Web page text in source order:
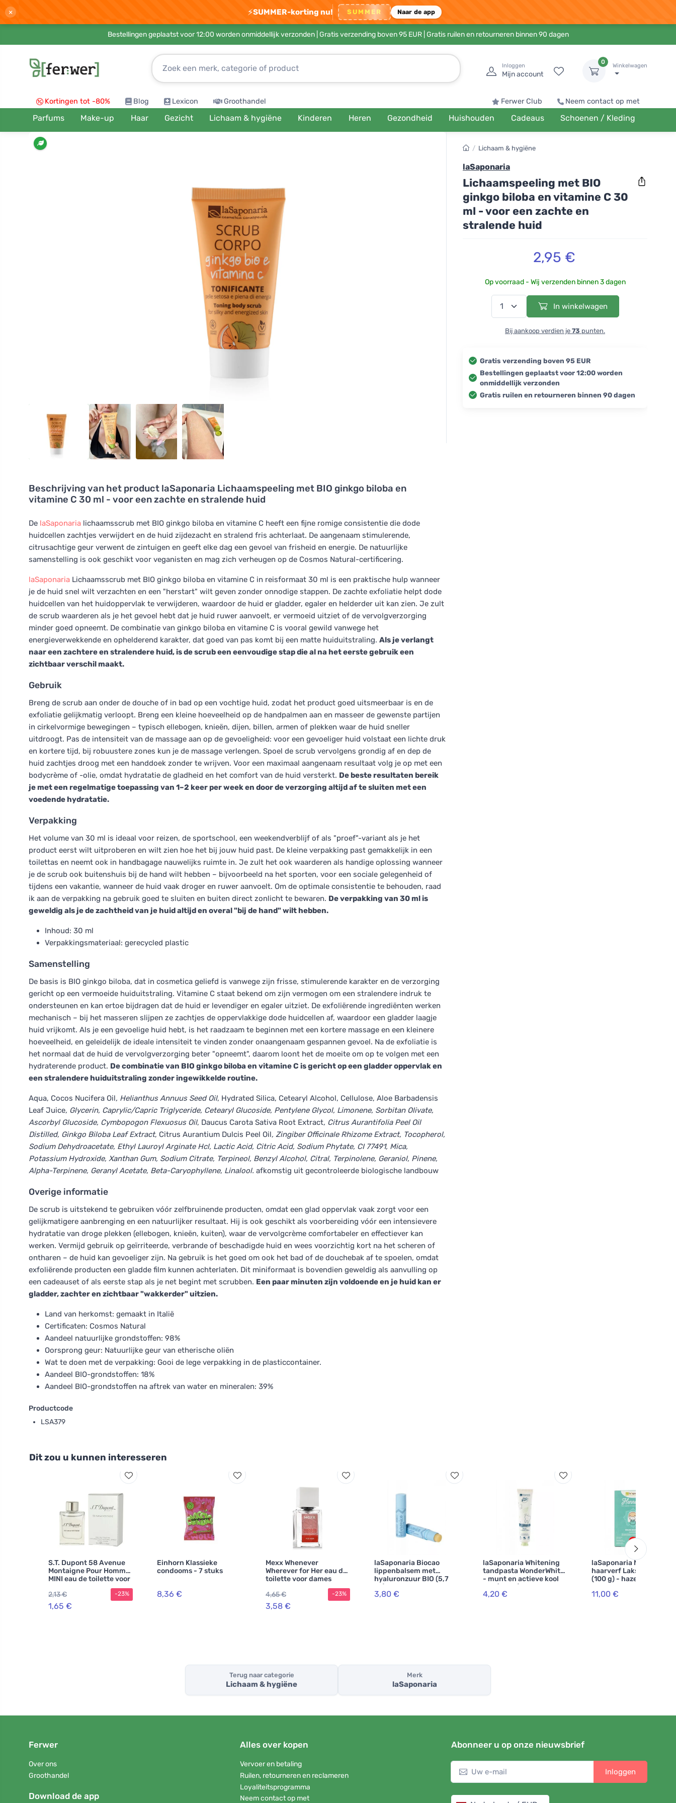
× ⚡SUMMER-korting nu! SUMMER Naar de app
Bestellingen geplaatst voor 12:00 worden onmiddellijk verzonden | Gratis verzending boven 95 EUR| Gratis ruilen en retourneren binnen 90 dagen
Inloggen
Mijn account
0
Winkelwagen
Kortingen tot -80% Blog Lexicon Groothandel Ferwer Club Neem contact op met
Parfums Make-up Haar Gezicht Lichaam & hygiëne Kinderen Heren Gezondheid Huishouden Cadeaus Schoenen / Kleding
Beschrijving van het product laSaponaria Lichaamspeeling met BIO ginkgo biloba en
vitamine C 30 ml - voor een zachte en stralende huid
De laSaponaria lichaamsscrub met BIO ginkgo biloba en vitamine C heeft een fijne romige consistentie die dode
huidcellen zachtjes verwijdert en de huid zijdezacht en stralend fris achterlaat. De aangenaam stimulerende,
citrusachtige geur verwent de zintuigen en geeft elke dag een gevoel van frisheid en energie. De natuurlijke
samenstelling is ook geschikt voor veganisten en mag zich verheugen op de Cosmos Natural-certificering.
laSaponaria Lichaamsscrub met BIO ginkgo biloba en vitamine C in reisformaat 30 ml is een praktische hulp wanneer
je de huid snel wilt verzachten en een "herstart" wilt geven zonder onnodige stappen. De zachte exfoliatie helpt dode
huidcellen van het huidoppervlak te verwijderen, waardoor de huid er gladder, egaler en helderder uit kan zien. Je zult
de scrub waarderen als je het gevoel hebt dat je huid ruwer aanvoelt, er vermoeid uitziet of de vervolgverzorging
minder goed opneemt. De combinatie van ginkgo biloba en vitamine C is vooral gewild vanwege het
energieverwekkende en ophelderend karakter, dat goed van pas komt bij een matte huiduitstraling. Als je verlangt
naar een zachtere en stralendere huid, is de scrub een eenvoudige stap die al na het eerste gebruik een
zichtbaar verschil maakt.
Gebruik
Breng de scrub aan onder de douche of in bad op een vochtige huid, zodat het product goed uitsmeerbaar is en de
exfoliatie gelijkmatig verloopt. Breng een kleine hoeveelheid op de handpalmen aan en masseer de gewenste partijen
in cirkelvormige bewegingen – typisch ellebogen, knieën, dijen, billen, armen of plekken waar de huid sneller
uitdroogt. Pas de intensiteit van de massage aan op de gevoeligheid: voor een gevoeliger huid volstaat een lichte druk
en kortere tijd, bij robuustere zones kun je de massage verlengen. Spoel de scrub vervolgens grondig af en dep de
huid zachtjes droog met een handdoek zonder te wrijven. Voor een maximaal aangenaam resultaat volg je op met een
bodycrème of -olie, omdat hydratatie de gladheid en het comfort van de huid versterkt. De beste resultaten bereik
je met een regelmatige toepassing van 1–2 keer per week en door de verzorging altijd af te sluiten met een
voedende hydratatie.
Verpakking
Het volume van 30 ml is ideaal voor reizen, de sportschool, een weekendverblijf of als "proef"-variant als je het
product eerst wilt uitproberen en wilt zien hoe het bij jouw huid past. De kleine verpakking past gemakkelijk in een
toilettas en neemt ook in handbagage nauwelijks ruimte in. Je zult het ook waarderen als handige oplossing wanneer
je de scrub ook buitenshuis bij de hand wilt hebben – bijvoorbeeld na het sporten, voor een sociale gelegenheid of
tijdens een vakantie, wanneer de huid vaak droger en ruwer aanvoelt. Om de optimale consistentie te behouden, raad
ik aan de verpakking na gebruik goed te sluiten en buiten direct zonlicht te bewaren. De verpakking van 30 ml is
geweldig als je de zachtheid van je huid altijd en overal "bij de hand" wilt hebben.
Inhoud: 30 ml
Verpakkingsmateriaal: gerecycled plastic
Samenstelling
De basis is BIO ginkgo biloba, dat in cosmetica geliefd is vanwege zijn frisse, stimulerende karakter en de verzorging
gericht op een vermoeide huiduitstraling. Vitamine C staat bekend om zijn vermogen om een stralendere indruk te
ondersteunen en kan ertoe bijdragen dat de huid er levendiger en egaler uitziet. De exfoliërende ingrediënten werken
mechanisch – bij het masseren slijpen ze zachtjes de oppervlakkige dode huidcellen af, waardoor een gladder laagje
huid vrijkomt. Als je een gevoelige huid hebt, is het raadzaam te beginnen met een kortere massage en een kleinere
hoeveelheid, en geleidelijk de ideale intensiteit te vinden zonder onaangenaam gespannen gevoel. Na de exfoliatie is
het normaal dat de huid de vervolgverzorging beter "opneemt", daarom loont het de moeite om op te volgen met een
hydraterende product. De combinatie van BIO ginkgo biloba en vitamine C is gericht op een gladder oppervlak en
een stralendere huiduitstraling zonder ingewikkelde routine.
Aqua, Cocos Nucifera Oil, Helianthus Annuus Seed Oil, Hydrated Silica, Cetearyl Alcohol, Cellulose, Aloe Barbadensis
Leaf Juice, Glycerin, Caprylic/Capric Triglyceride, Cetearyl Glucoside, Pentylene Glycol, Limonene, Sorbitan Olivate,
Ascorbyl Glucoside, Cymbopogon Flexuosus Oil, Daucus Carota Sativa Root Extract, Citrus Aurantifolia Peel Oil
Distilled, Ginkgo Biloba Leaf Extract, Citrus Aurantium Dulcis Peel Oil, Zingiber Officinale Rhizome Extract, Tocopherol,
Sodium Dehydroacetate, Ethyl Lauroyl Arginate Hcl, Lactic Acid, Citric Acid, Sodium Phytate, CI 77491, Mica,
Potassium Hydroxide, Xanthan Gum, Sodium Citrate, Terpineol, Benzyl Alcohol, Citral, Terpinolene, Geraniol, Pinene,
Alpha-Terpinene, Geranyl Acetate, Beta-Caryophyllene, Linalool. afkomstig uit gecontroleerde biologische landbouw
Overige informatie
De scrub is uitstekend te gebruiken vóór zelfbruinende producten, omdat een glad oppervlak vaak zorgt voor een
gelijkmatigere aanbrenging en een natuurlijker resultaat. Hij is ook geschikt als voorbereiding vóór een intensievere
hydratatie van droge plekken (ellebogen, knieën, kuiten), waar de vervolgcrème comfortabeler en effectiever kan
werken. Vermijd gebruik op geïrriteerde, verbrande of beschadigde huid en wees voorzichtig kort na het scheren of
ontharen – de huid kan gevoeliger zijn. Na gebruik is het goed om ook het bad of de douchebak af te spoelen, omdat
exfoliërende producten een gladde film kunnen achterlaten. Dit miniformaat is bovendien geweldig als aanvulling op
een cadeauset of als eerste stap als je net begint met scrubben. Een paar minuten zijn voldoende en je huid kan er
gladder, zachter en zichtbaar "wakkerder" uitzien.
Land van herkomst: gemaakt in Italië
Certificaten: Cosmos Natural
Aandeel natuurlijke grondstoffen: 98%
Oorsprong geur: Natuurlijke geur van etherische oliën
Wat te doen met de verpakking: Gooi de lege verpakking in de plasticcontainer.
Aandeel BIO-grondstoffen: 18%
Aandeel BIO-grondstoffen na aftrek van water en mineralen: 39%
Productcode
LSA379
/ Lichaam & hygiëne
laSaponaria
Lichaamspeeling met BIO
ginkgo biloba en vitamine C 30
ml - voor een zachte en
stralende huid
2,95 €
Op voorraad - Wij verzenden binnen 3 dagen
In winkelwagen
Bij aankoop verdien je 73 punten.
Gratis verzending boven 95 EUR
Bestellingen geplaatst voor 12:00 worden
onmiddellijk verzonden
Gratis ruilen en retourneren binnen 90 dagen
Dit zou u kunnen interesseren
S.T. Dupont 58 Avenue
Montaigne Pour Homme
MINI eau de toilette voor
2,13 €
1,65 €
-23%
Einhorn Klassieke
condooms - 7 stuks
8,36 €
Mexx Whenever
Wherever for Her eau de
toilette voor dames
4,65 €
3,58 €
-23%
laSaponaria Biocao
lippenbalsem met
hyaluronzuur BIO (5,7
ml)
3,80 €
laSaponaria Whitening
tandpasta WonderWhite
- munt en actieve kool
BIO (75 ml)
4,20 €
laSaponaria Natuurlijke
haarverf Lakshmi BIO
(100 g) - hazelnoot
11,00 €
Terug naar categorie
Lichaam & hygiëne
Merk
laSaponaria
Ferwer
Over ons
Groothandel
Download de app
Alles over kopen
Vervoer en betaling
Ruilen, retourneren en reclameren
Loyaliteitsprogramma
Neem contact op met
Abonneer u op onze nieuwsbrief
Inloggen